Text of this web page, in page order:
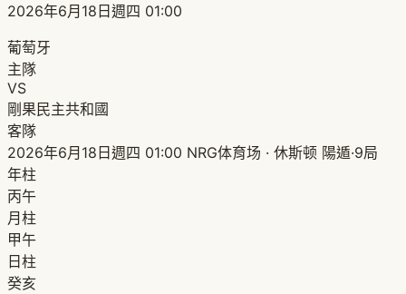
2026年6月18日週四 01:00
葡萄牙
主隊
VS
剛果民主共和國
客隊
2026年6月18日週四 01:00 NRG体育场 · 休斯顿 陽遁·9局
年柱
丙午
月柱
甲午
日柱
癸亥